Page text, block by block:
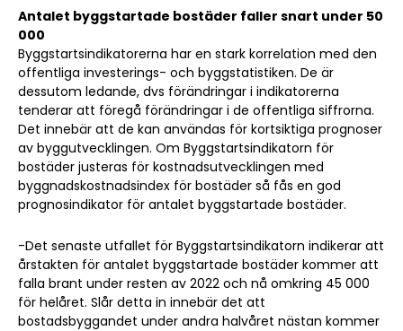
Antalet byggstartade bostäder faller snart under 50
000
Byggstartsindikatorerna har en stark korrelation med den
offentliga investerings- och byggstatistiken. De är
dessutom ledande, dvs förändringar i indikatorerna
tenderar att föregå förändringar i de offentliga siffrorna.
Det innebär att de kan användas för kortsiktiga prognoser
av byggutvecklingen. Om Byggstartsindikatorn för
bostäder justeras för kostnadsutvecklingen med
byggnadskostnadsindex för bostäder så fås en god
prognosindikator för antalet byggstartade bostäder.
-Det senaste utfallet för Byggstartsindikatorn indikerar att
årstakten för antalet byggstartade bostäder kommer att
falla brant under resten av 2022 och nå omkring 45 000
för helåret. Slår detta in innebär det att
bostadsbyggandet under andra halvåret nästan kommer